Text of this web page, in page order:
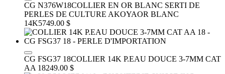
CG N376W18COLLIER EN OR BLANC SERTI DE
PERLES DE CULTURE AKOYAOR BLANC
14K5749.00 $
CG FSG37 18COLLIER 14K P.EAU DOUCE 3-7MM CAT
AA 18249.00 $